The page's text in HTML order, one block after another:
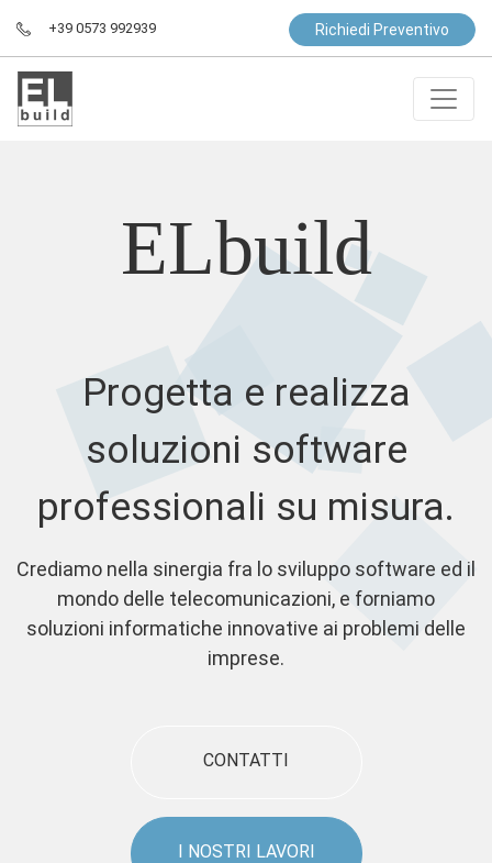
+39 0573 992939 Richiedi Preventivo
ELbuild
Progetta e realizza
soluzioni software
professionali su misura.
Crediamo nella sinergia fra lo sviluppo software ed il
mondo delle telecomunicazioni, e forniamo
soluzioni informatiche innovative ai problemi delle
imprese.
CONTATTI
I NOSTRI LAVORI